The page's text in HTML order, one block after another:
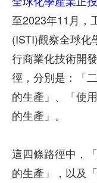
至2023年11月，
(ISTI)觀察全球化
行商業化技術開
徑，分別是：「
的生產」、「使
的生產」。
這四條路徑中，
的生產」，以及